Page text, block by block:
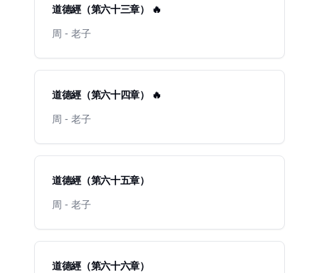
道德經（第六十三章） 🔥
周 - 老子
道德經（第六十四章） 🔥
周 - 老子
道德經（第六十五章）
周 - 老子
道德經（第六十六章）